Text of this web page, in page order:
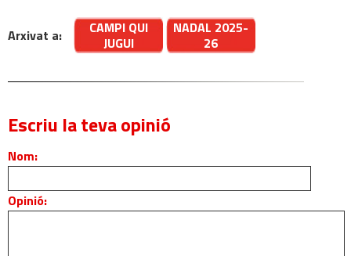
Arxivat a:
CAMPI QUI
JUGUI
NADAL 2025-
26
Escriu la teva opinió
Nom:
Opinió: